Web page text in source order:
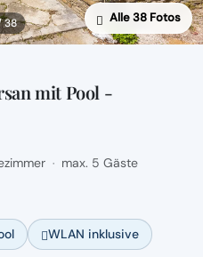
38 Alle 38 Fotos
mit Pool -
· max. 5 Gäste
WLAN inklusive